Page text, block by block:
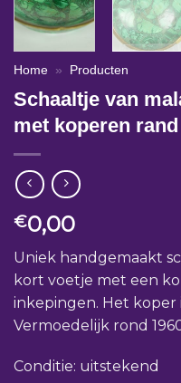
Home » Producten
Schaaltje van
met koperen rand
€0,00
Uniek handgemaakt
kort voetje met een
inkepingen. Het koper
Vermoedelijk rond
Conditie: uitstekend